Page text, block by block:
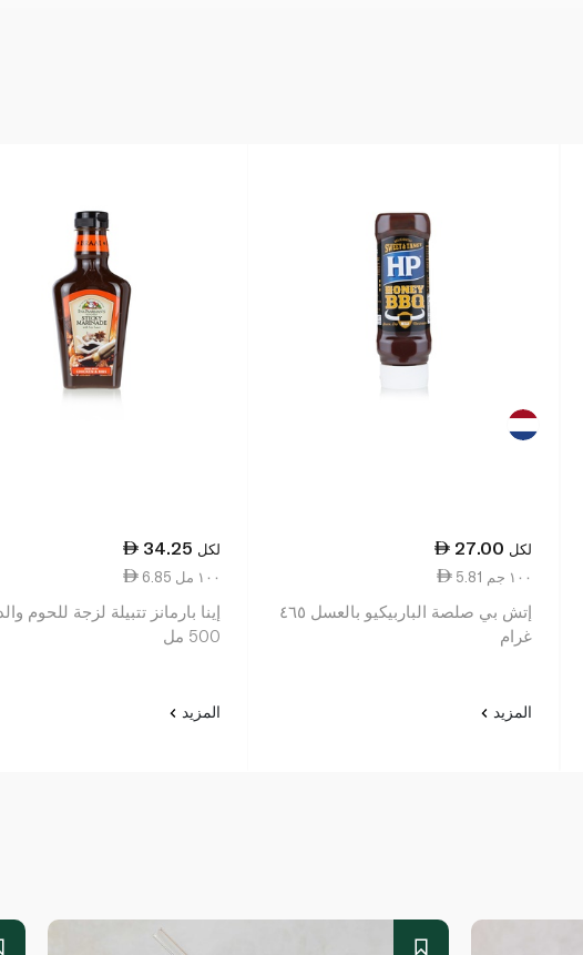
27.00 لكل
5.81 ١٠٠ جم
إتش بي صلصة الباربيكيو بالعسل ٤٦٥
غرام
المزيد
34.25 لكل
6.85 ١٠٠ مل
إينا بارمانز تتبيلة لزجة للحوم
500 مل
المزيد